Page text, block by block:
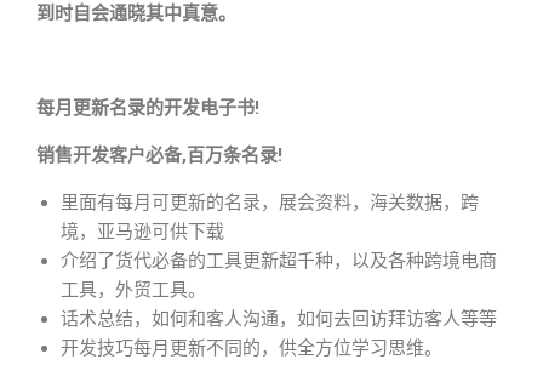
到时自会通晓其中真意。
每月更新名录的开发电子书!
销售开发客户必备,百万条名录!
里面有每月可更新的名录，展会资料，海关数据，跨
境，亚马逊可供下载
介绍了货代必备的工具更新超千种，以及各种跨境电商
工具，外贸工具。
话术总结，如何和客人沟通，如何去回访拜访客人等等
开发技巧每月更新不同的，供全方位学习思维。